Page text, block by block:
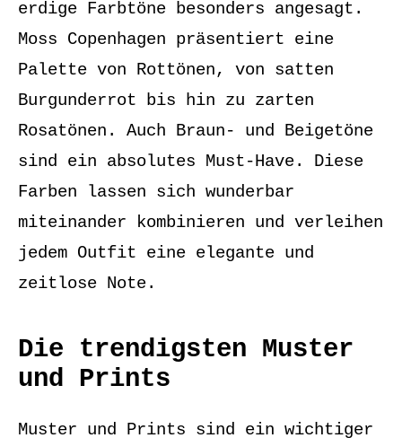
erdige Farbtöne besonders angesagt.
Moss Copenhagen präsentiert eine
Palette von Rottönen, von satten
Burgunderrot bis hin zu zarten
Rosatönen. Auch Braun- und Beigetöne
sind ein absolutes Must-Have. Diese
Farben lassen sich wunderbar
miteinander kombinieren und verleihen
jedem Outfit eine elegante und
zeitlose Note.
Die trendigsten Muster
und Prints
Muster und Prints sind ein wichtiger